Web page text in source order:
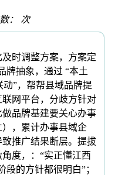
： 次
时调整方案，方案定
牌抽象，通过 “本土
”，帮帮县域品牌提
网平台，分歧方针对
品牌基建要关心办事
，累计办事县域企
推广结果断层。提拔
度，：“实正懂江西
的方针都很明白”；